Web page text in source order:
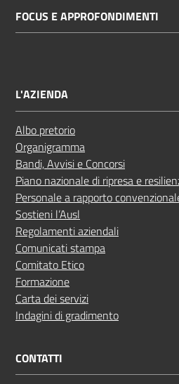
FOCUS E APPROFONDIMENTI
L'AZIENDA
Albo pretorio
Organigramma
Bandi, Avvisi e Concorsi
Piano nazionale di ripresa e
Personale a rapporto
Sostieni l’Ausl
Regolamenti aziendali
Comunicati stampa
Comitato Etico
Formazione
Carta dei servizi
Indagini di gradimento
CONTATTI